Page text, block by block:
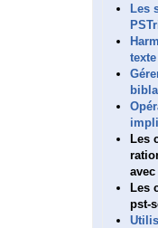
Les
Les
Les
pst-